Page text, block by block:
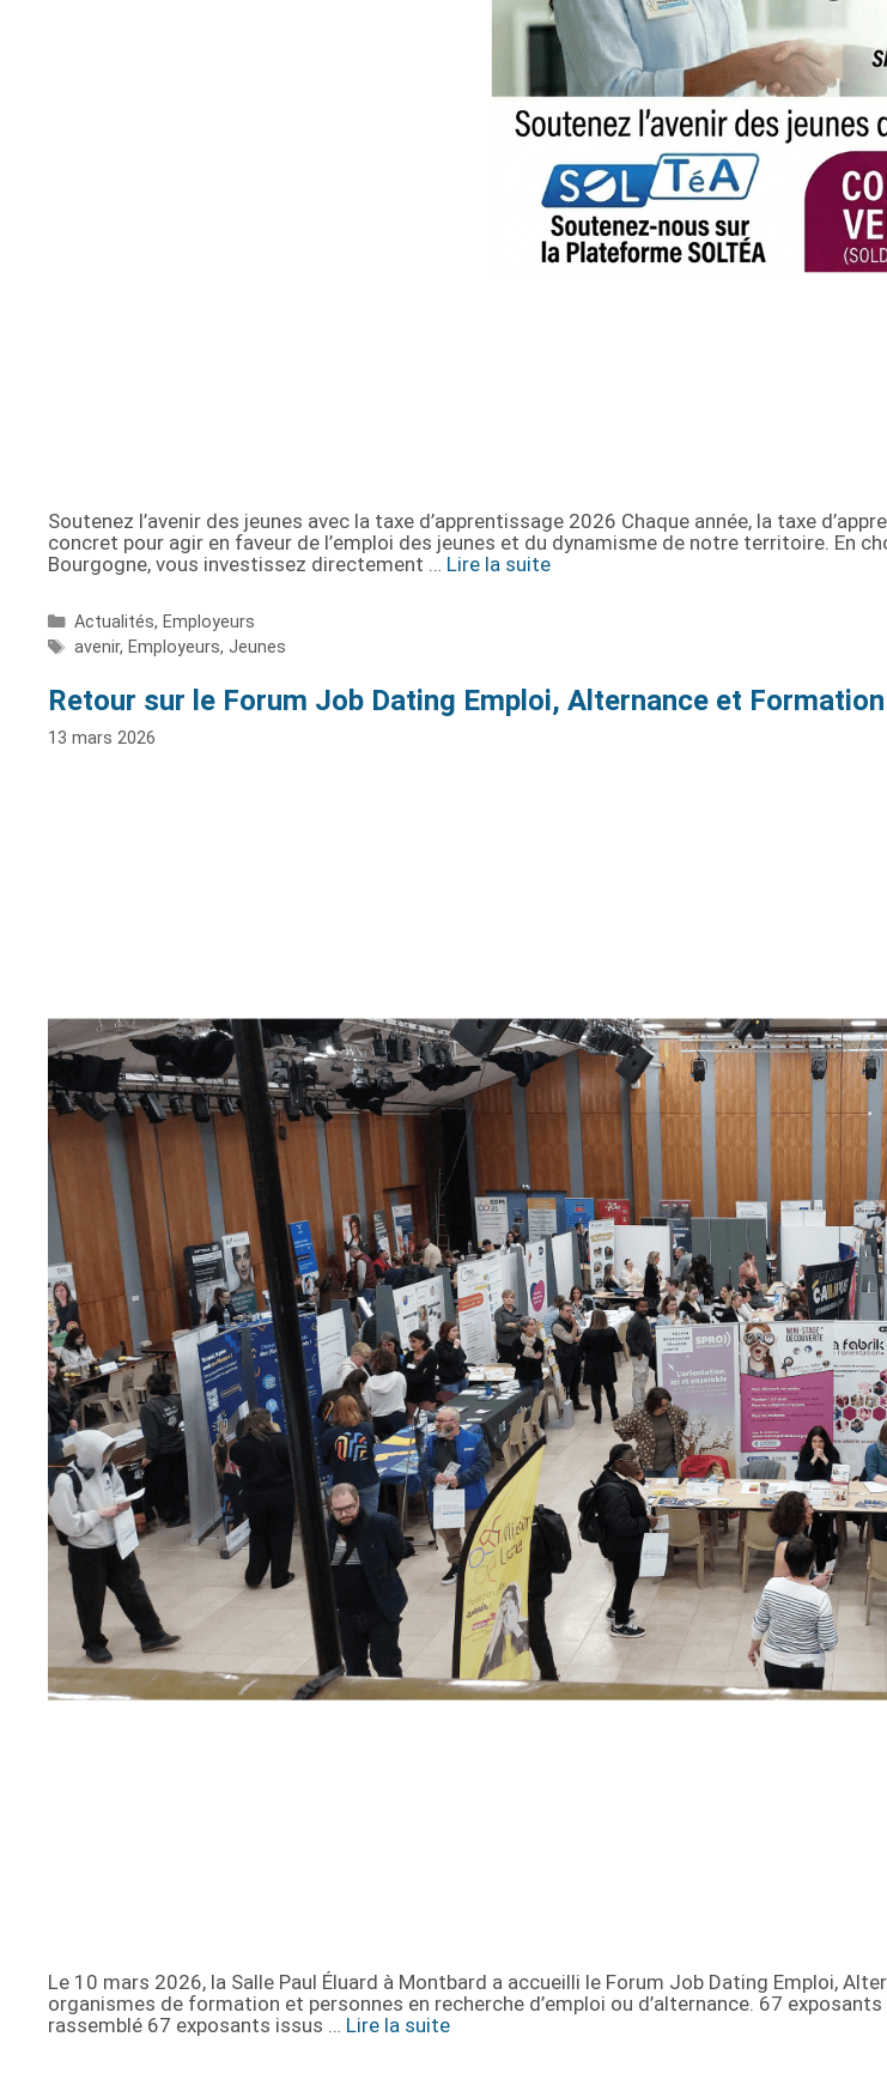
Soutenez l’avenir des jeunes avec la taxe d’apprentissage 2026 Chaque année, la taxe
concret pour agir en faveur de l’emploi des jeunes et du dynamisme de notre territoire. En
Bourgogne, vous investissez directement … Lire la suite
Actualités, Employeurs
avenir, Employeurs, Jeunes
Retour sur le Forum Job Dating Emploi, Alternance et
13 mars 2026
Le 10 mars 2026, la Salle Paul Éluard à Montbard a accueilli le Forum Job Dating Emploi,
organismes de formation et personnes en recherche d’emploi ou d’alternance. 67
rassemblé 67 exposants issus … Lire la suite